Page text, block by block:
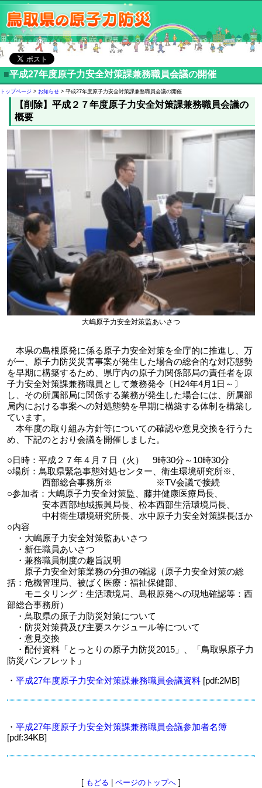
■平成27年度原子力安全対策課兼務職員会議の開催
トップページ > お知らせ > 平成27年度原子力安全対策課兼務職員会議の開催
【削除】平成２７年度原子力安全対策課兼務職員会議の
概要
大嶋原子力安全対策監あいさつ
本県の島根原発に係る原子力安全対策を全庁的に推進し、万
が一、原子力防災災害事案が発生した場合の総合的な対応態勢
を早期に構築するため、県庁内の原子力関係部局の責任者を原
子力安全対策課兼務職員として兼務発令〔H24年4月1日～〕
し、その所属部局に関係する業務が発生した場合には、所属部
局内における事案への対処態勢を早期に構築する体制を構築し
ています。
本年度の取り組み方針等についての確認や意見交換を行うた
め、下記のとおり会議を開催しました。
○日時：平成２７年４月７日（火） 9時30分～10時30分
○場所：鳥取県緊急事態対処センター、衛生環境研究所※、
西部総合事務所※ ※TV会議で接続
○参加者：大嶋原子力安全対策監、藤井健康医療局長、
安本西部地域振興局長、松本西部生活環境局長、
中村衛生環境研究所長、水中原子力安全対策課長ほか
○内容
・大嶋原子力安全対策監あいさつ
・新任職員あいさつ
・兼務職員制度の趣旨説明
原子力安全対策業務の分担の確認（原子力安全対策の総
括：危機管理局、被ばく医療：福祉保健部、
モニタリング：生活環境局、島根原発への現地確認等：西
部総合事務所）
・鳥取県の原子力防災対策について
・防災対策費及び主要スケジュール等について
・意見交換
・配付資料「とっとりの原子力防災2015」、「鳥取県原子力
防災パンフレット」
・ 平成27年度原子力安全対策課兼務職員会議資料 [pdf:2MB]
・ 平成27年度原子力安全対策課兼務職員会議参加者名簿
[pdf:34KB]
[ もどる ページのトップへ ]